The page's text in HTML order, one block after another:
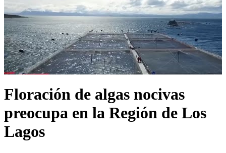
Floración de algas nocivas
preocupa en la Región de Los
Lagos